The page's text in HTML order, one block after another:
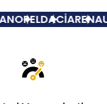
OPELDACİA